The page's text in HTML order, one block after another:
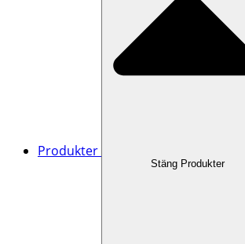
Produkter
Stäng Produkter